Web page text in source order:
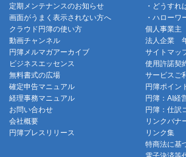
定期メンテナンスのお知らせ
画面がうまく表示されない方へ
クラウド円簿の使い方
動画チャンネル
円簿メルマガアーカイブ
・どうすれ
・ハローワ
個人事業主
法人企業
サイトマッ
ビジネスエッセンス
無料書式の広場
確定申告マニュアル
経理事務マニュアル
お問い合わせ
会社概要
円簿プレスリリース
使用許諾契
サービスご
円簿ポイン
円簿：AI経
円簿：仕訳
リンクバナ
リンク集
特商法に基